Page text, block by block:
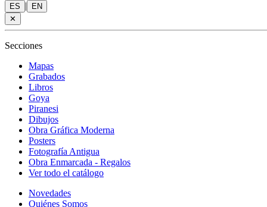
ES |
EN
✕
Secciones
Mapas
Grabados
Libros
Goya
Piranesi
Dibujos
Obra Gráfica Moderna
Posters
Fotografía Antigua
Obra Enmarcada - Regalos
Ver todo el catálogo
Novedades
Quiénes Somos